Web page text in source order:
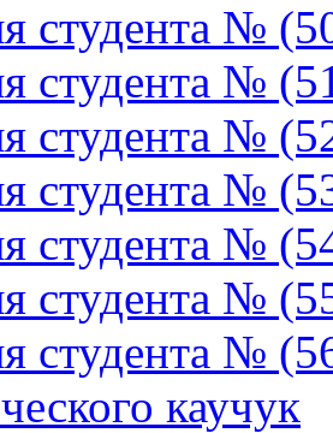
студента №
студента №
студента №
студента №
студента №
студента №
студента №
каучук